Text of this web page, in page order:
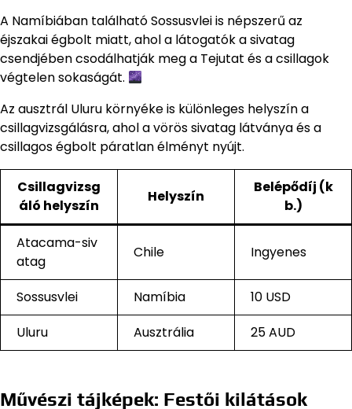
A Namíbiában található Sossusvlei is népszerű az
éjszakai égbolt miatt, ahol a látogatók a sivatag
csendjében csodálhatják meg a Tejutat és a csillagok
végtelen sokaságát.
Az ausztrál Uluru környéke is különleges helyszín a
csillagvizsgálásra, ahol a vörös sivatag látványa és a
csillagos égbolt páratlan élményt nyújt.
Csillagvizsg
áló helyszín
Helyszín
Belépődíj (k
b.)
Atacama-siv
atag
Chile Ingyenes
Sossusvlei Namíbia
10 USD
Uluru
Ausztrália 25 AUD
Művészi tájképek: Festői kilátások